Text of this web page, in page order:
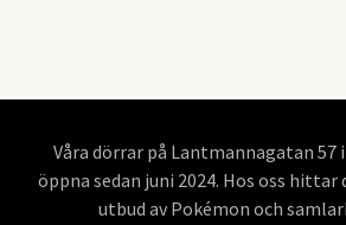
Våra dörrar på Lantmannagatan 57
öppna sedan juni 2024. Hos oss
utbud av Pokémon och